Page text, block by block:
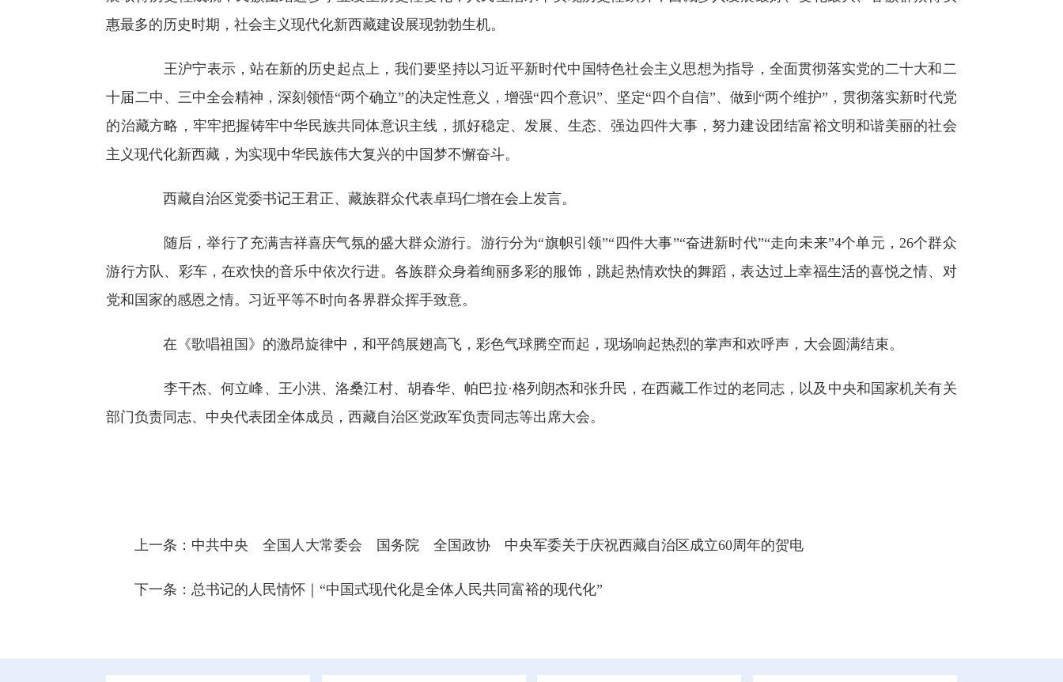
惠最多的历史时期，社会主义现代化新西藏建设展现勃勃生机。
王沪宁表示，站在新的历史起点上，我们要坚持以习近平新时代中国特色社会主义思想为指导，全面贯彻落实党的二十大和二
十届二中、三中全会精神，深刻领悟“两个确立”的决定性意义，增强“四个意识”、坚定“四个自信”、做到“两个维护”，贯彻落实新时代党
的治藏方略，牢牢把握铸牢中华民族共同体意识主线，抓好稳定、发展、生态、强边四件大事，努力建设团结富裕文明和谐美丽的社会
主义现代化新西藏，为实现中华民族伟大复兴的中国梦不懈奋斗。
西藏自治区党委书记王君正、藏族群众代表卓玛仁增在会上发言。
随后，举行了充满吉祥喜庆气氛的盛大群众游行。游行分为“旗帜引领”“四件大事”“奋进新时代”“走向未来”4个单元，26个群众
游行方队、彩车，在欢快的音乐中依次行进。各族群众身着绚丽多彩的服饰，跳起热情欢快的舞蹈，表达过上幸福生活的喜悦之情、对
党和国家的感恩之情。习近平等不时向各界群众挥手致意。
在《歌唱祖国》的激昂旋律中，和平鸽展翅高飞，彩色气球腾空而起，现场响起热烈的掌声和欢呼声，大会圆满结束。
李干杰、何立峰、王小洪、洛桑江村、胡春华、帕巴拉·格列朗杰和张升民，在西藏工作过的老同志，以及中央和国家机关有关
部门负责同志、中央代表团全体成员，西藏自治区党政军负责同志等出席大会。
上一条： 中共中央 全国人大常委会 国务院 全国政协 中央军委关于庆祝西藏自治区成立60周年的贺电
下一条： 总书记的人民情怀｜“中国式现代化是全体人民共同富裕的现代化”